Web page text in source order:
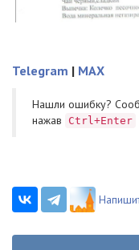
Telegram | MAX
Нашли ошибку?
нажав
Ctrl+Enter